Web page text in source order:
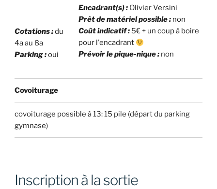
Cotations :du
4a au 8a
Parking :oui
Encadrant(s) : Olivier Versini
Prêt de matériel possible : non
Coût indicatif : 5€ + un coup à boire
pour l'encadrant
Prévoir le pique-nique : non
Covoiturage
covoiturage possible à 13: 15 pile (départ du parking
gymnase)
Inscription à la sortie